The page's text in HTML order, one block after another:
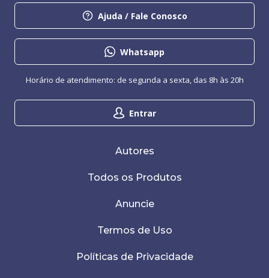
Ajuda / Fale Conosco
Whatsapp
Entrar
Horário de atendimento: de segunda a sexta, das 8h às 20h
Autores
Todos os Produtos
Anuncie
Termos de Uso
Políticas de Privacidade